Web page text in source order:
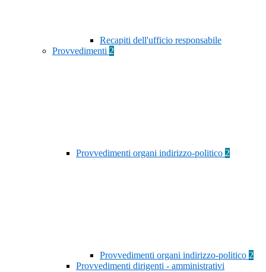
Recapiti dell'ufficio responsabile
Provvedimenti 2
Provvedimenti organi indirizzo-politico 2
Provvedimenti organi indirizzo-politico 2
Provvedimenti dirigenti - amministrativi